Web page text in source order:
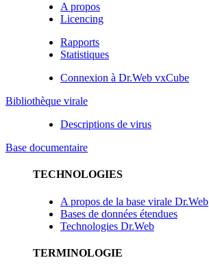
A propos
Licencing
Rapports
Statistiques
Connexion à Dr.Web vxCube
Bibliothèque virale
Descriptions de virus
Base documentaire
TECHNOLOGIES
A propos de la base virale Dr.Web
Bases de données étendues
Technologies Dr.Web
TERMINOLOGIE